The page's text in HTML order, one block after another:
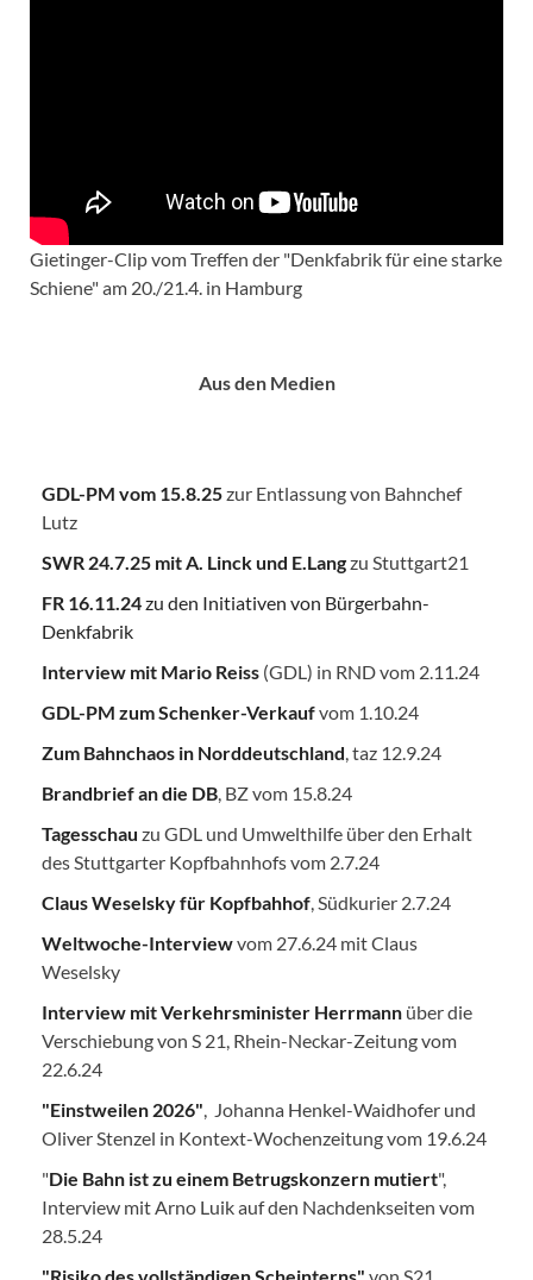
Gietinger-Clip vom Treffen der "Denkfabrik für eine starke
Schiene" am 20./21.4. in Hamburg
Aus den Medien
GDL-PM vom 15.8.25zur Entlassung von Bahnchef
Lutz
SWR 24.7.25 mit A. Linck und E.Langzu Stuttgart21
FR 16.11.24zu den Initiativen von Bürgerbahn-
Denkfabrik
Interview mit Mario Reiss (GDL) in RND vom 2.11.24
GDL-PM zum Schenker-Verkaufvom 1.10.24
Zum Bahnchaos in Norddeutschland , taz 12.9.24
Brandbrief an die DB , BZ vom 15.8.24
Tagesschau zu GDL und Umwelthilfe über den Erhalt
des Stuttgarter Kopfbahnhofs vom 2.7.24
Claus Weselsky für Kopfbahhof , Südkurier 2.7.24
Weltwoche-Interviewvom 27.6.24 mit Claus
Weselsky
Interview mit Verkehrsminister Herrmann über die
Verschiebung von S 21, Rhein-Neckar-Zeitung vom
22.6.24
"Einstweilen 2026" , Johanna Henkel-Waidhofer und
Oliver Stenzel in Kontext-Wochenzeitung vom 19.6.24
"Die Bahn ist zu einem Betrugskonzern mutiert",
Interview mit Arno Luik auf den Nachdenkseiten vom
28.5.24
"Risiko des vollständigen Scheinterns" von S21,